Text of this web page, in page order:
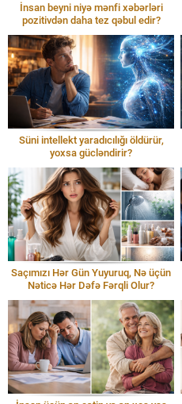
İnsan beyni niyə mənfi xəbərləri
pozitivdən daha tez qəbul edir?
Süni intellekt yaradıcılığı öldürür,
yoxsa gücləndirir?
Saçımızı Hər Gün Yuyuruq, Nə üçün
Nəticə Hər Dəfə Fərqli Olur?